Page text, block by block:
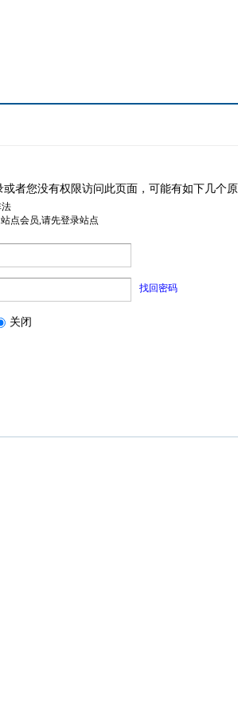
或者您没有权限访问此页面，可能有如下几个
点会员,请先登录站点
找回密码
关闭